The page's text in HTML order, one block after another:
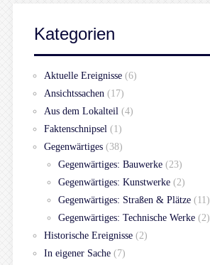
Kategorien
Aktuelle Ereignisse (6)
Ansichtssachen (17)
Aus dem Lokalteil (4)
Faktenschnipsel (1)
Gegenwärtiges (38)
Gegenwärtiges: Bauwerke (23)
Gegenwärtiges: Kunstwerke (2)
Gegenwärtiges: Straßen & Plätze (11)
Gegenwärtiges: Technische Werke (2)
Historische Ereignisse (2)
In eigener Sache (7)